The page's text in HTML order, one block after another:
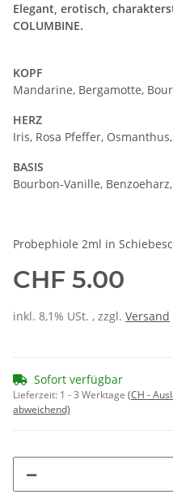
Elegant, erotisch,
COLUMBINE.
KOPF
Mandarine, Bergamotte,
HERZ
Iris, Rosa Pfeffer,
BASIS
Bourbon-Vanille,
Probephiole 2ml in
CHF 5.00
inkl. 8,1% USt. , zzgl. Versand
Sofort verfügbar
Lieferzeit: 1 - 3 Werktage (CH -
abweichend)